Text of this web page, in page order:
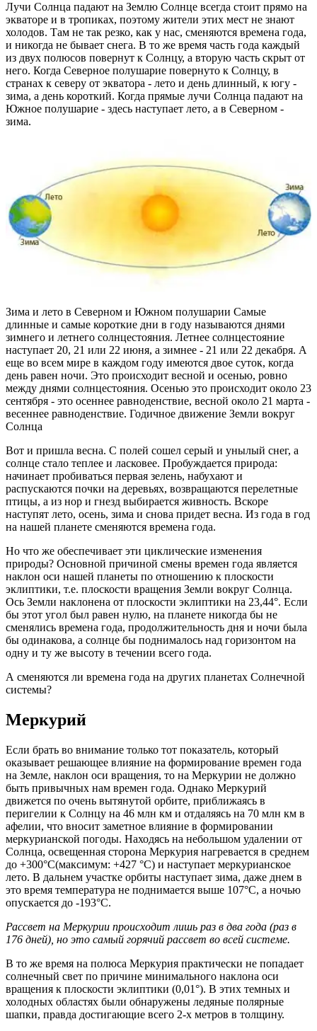
Лучи Солнца падают на Землю Солнце всегда стоит прямо на
экваторе и в тропиках, поэтому жители этих мест не знают
холодов. Там не так резко, как у нас, сменяются времена года,
и никогда не бывает снега. В то же время часть года каждый
из двух полюсов повернут к Солнцу, а вторую часть скрыт от
него. Когда Северное полушарие повернуто к Солнцу, в
странах к северу от экватора - лето и день длинный, к югу -
зима, а день короткий. Когда прямые лучи Солнца падают на
Южное полушарие - здесь наступает лето, а в Северном -
зима.
Зима и лето в Северном и Южном полушарии Самые
длинные и самые короткие дни в году называются днями
зимнего и летнего солнцестояния. Летнее солнцестояние
наступает 20, 21 или 22 июня, а зимнее - 21 или 22 декабря. А
еще во всем мире в каждом году имеются двое суток, когда
день равен ночи. Это происходит весной и осенью, ровно
между днями солнцестояния. Осенью это происходит около 23
сентября - это осеннее равноденствие, весной около 21 марта -
весеннее равноденствие. Годичное движение Земли вокруг
Солнца
Вот и пришла весна. С полей сошел серый и унылый снег, а
солнце стало теплее и ласковее. Пробуждается природа:
начинает пробиваться первая зелень, набухают и
распускаются почки на деревьях, возвращаются перелетные
птицы, а из нор и гнезд выбирается живность. Вскоре
наступят лето, осень, зима и снова придет весна. Из года в год
на нашей планете сменяются времена года.
Но что же обеспечивает эти циклические изменения
природы? Основной причиной смены времен года является
наклон оси нашей планеты по отношению к плоскости
эклиптики, т.е. плоскости вращения Земли вокруг Солнца.
Ось Земли наклонена от плоскости эклиптики на 23,44°. Если
бы этот угол был равен нулю, на планете никогда бы не
сменялись времена года, продолжительность дня и ночи была
бы одинакова, а солнце бы поднималось над горизонтом на
одну и ту же высоту в течении всего года.
А сменяются ли времена года на других планетах Солнечной
системы?
Меркурий
Если брать во внимание только тот показатель, который
оказывает решающее влияние на формирование времен года
на Земле, наклон оси вращения, то на Меркурии не должно
быть привычных нам времен года. Однако Меркурий
движется по очень вытянутой орбите, приближаясь в
перигелии к Солнцу на 46 млн км и отдаляясь на 70 млн км в
афелии, что вносит заметное влияние в формировании
меркурианской погоды. Находясь на небольшом удалении от
Солнца, освещенная сторона Меркурия нагревается в среднем
до +300°C(максимум: +427 °C) и наступает меркурианское
лето. В дальнем участке орбиты наступает зима, даже днем в
это время температура не поднимается выше 107°C, а ночью
опускается до -193°C.
Рассвет на Меркурии происходит лишь раз в два года (раз в
176 дней), но это самый горячий рассвет во всей системе.
В то же время на полюса Меркурия практически не попадает
солнечный свет по причине минимального наклона оси
вращения к плоскости эклиптики (0,01°). В этих темных и
холодных областях были обнаружены ледяные полярные
шапки, правда достигающие всего 2-х метров в толщину.